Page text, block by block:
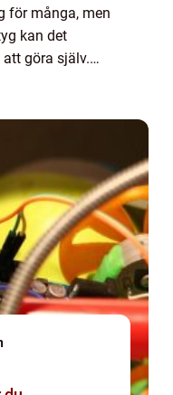
för många, men
kan det
göra själv.